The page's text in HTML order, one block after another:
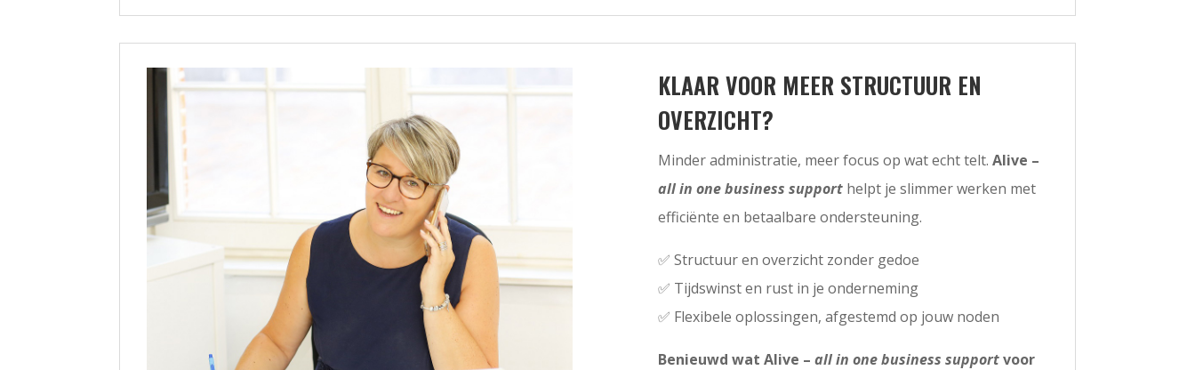
KLAAR VOOR MEER STRUCTUUR EN
OVERZICHT?
Minder administratie, meer focus op wat echt telt. Alive –
all in one business supporthelpt je slimmer werken met
efficiënte en betaalbare ondersteuning.
✅ Structuur en overzicht zonder gedoe
✅ Tijdswinst en rust in je onderneming
✅ Flexibele oplossingen, afgestemd op jouw noden
Benieuwd wat Alive – all in one business supportvoor